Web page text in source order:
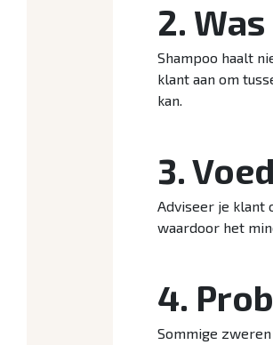
2.
Shampoo haalt
klant aan om
kan.
3.
Adviseer je klant
waardoor het
4.
Sommige